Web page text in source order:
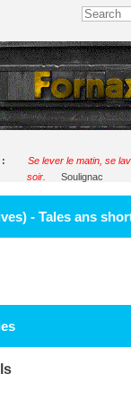
:
Se lever le matin, se
soir.
Soulignac
- Tales ans